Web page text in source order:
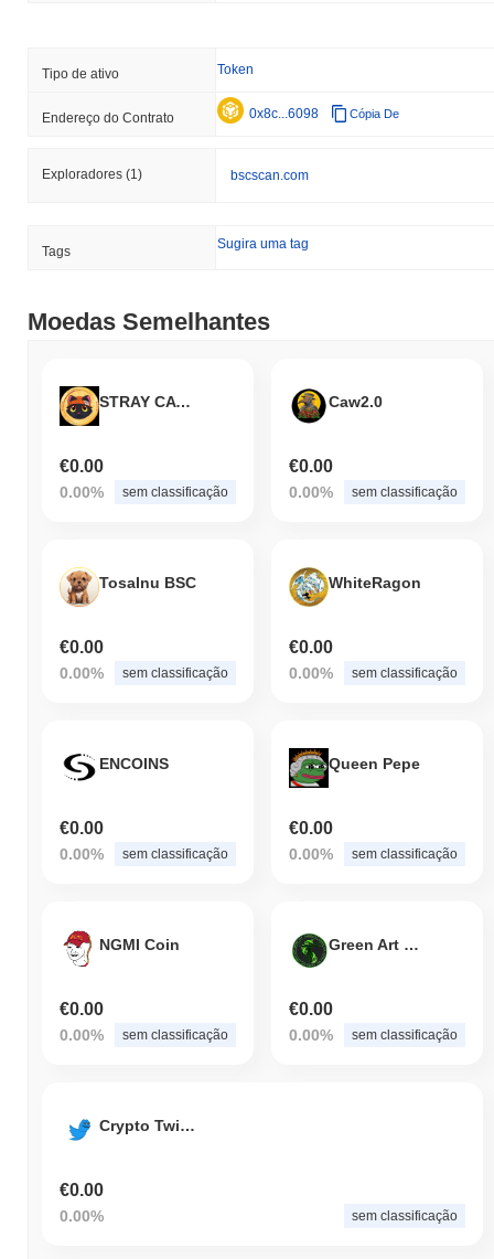
Tipo de ativo Token
Endereço do Contrato 0x8c...6098 Cópia De
Exploradores (1) bscscan.com
Tags Sugira uma tag
Moedas Semelhantes
STRAY CATS COIN
€0.00
0.00% sem classificação
Caw2.0
€0.00
0.00% sem classificação
TosaInu BSC
€0.00
0.00% sem classificação
WhiteRagon
€0.00
0.00% sem classificação
ENCOINS
€0.00
0.00% sem classificação
Queen Pepe
€0.00
0.00% sem classificação
NGMI Coin
€0.00
0.00% sem classificação
Green Art Coin
€0.00
0.00% sem classificação
Crypto Twitter
€0.00
0.00% sem classificação